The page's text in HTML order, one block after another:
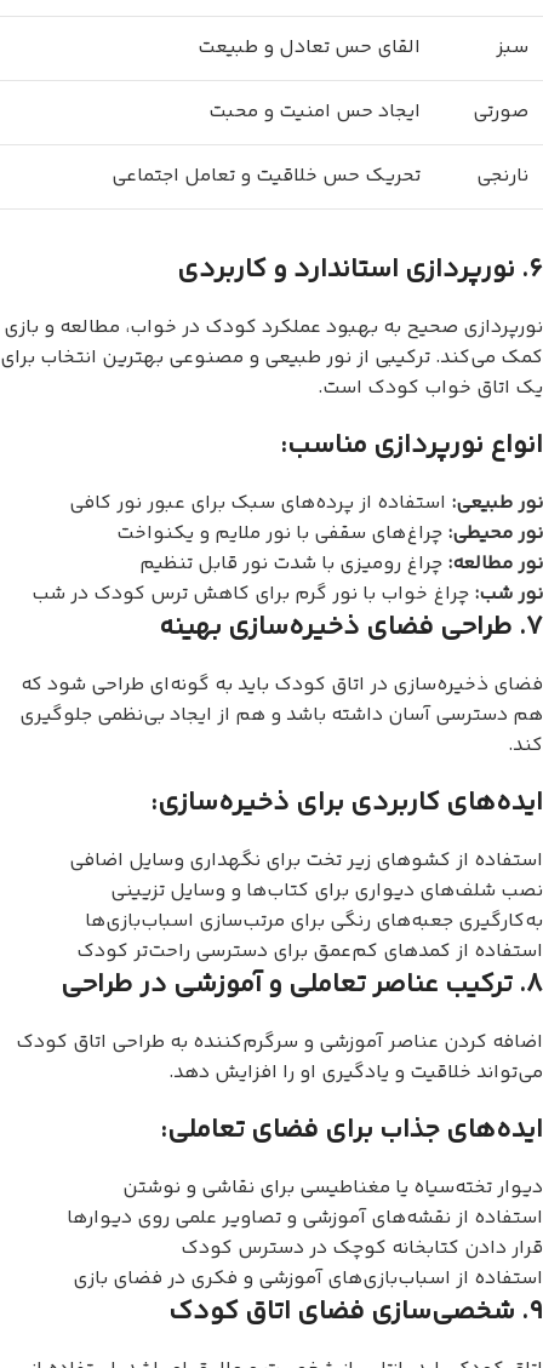
سبز القای حس تعادل و طبیعت
صورتی ایجاد حس امنیت و محبت
نارنجی تحریک حس خلاقیت و تعامل اجتماعی
۶. نورپردازی استاندارد و کاربردی
نورپردازی صحیح به بهبود عملکرد کودک در خواب، مطالعه و بازی
کمک می‌کند. ترکیبی از نور طبیعی و مصنوعی بهترین انتخاب برای
یک اتاق خواب کودک است.
انواع نورپردازی مناسب:
نور طبیعی: استفاده از پرده‌های سبک برای عبور نور کافی
نور محیطی: چراغ‌های سقفی با نور ملایم و یکنواخت
نور مطالعه: چراغ رومیزی با شدت نور قابل تنظیم
نور شب: چراغ خواب با نور گرم برای کاهش ترس کودک در شب
۷. طراحی فضای ذخیره‌سازی بهینه
فضای ذخیره‌سازی در اتاق کودک باید به گونه‌ای طراحی شود که
هم دسترسی آسان داشته باشد و هم از ایجاد بی‌نظمی جلوگیری
کند.
ایده‌های کاربردی برای ذخیره‌سازی:
استفاده از کشوهای زیر تخت برای نگهداری وسایل اضافی
نصب شلف‌های دیواری برای کتاب‌ها و وسایل تزیینی
به‌کارگیری جعبه‌های رنگی برای مرتب‌سازی اسباب‌بازی‌ها
استفاده از کمدهای کم‌عمق برای دسترسی راحت‌تر کودک
۸. ترکیب عناصر تعاملی و آموزشی در طراحی
اضافه کردن عناصر آموزشی و سرگرم‌کننده به طراحی اتاق کودک
می‌تواند خلاقیت و یادگیری او را افزایش دهد.
ایده‌های جذاب برای فضای تعاملی:
دیوار تخته‌سیاه یا مغناطیسی برای نقاشی و نوشتن
استفاده از نقشه‌های آموزشی و تصاویر علمی روی دیوارها
قرار دادن کتابخانه کوچک در دسترس کودک
استفاده از اسباب‌بازی‌های آموزشی و فکری در فضای بازی
۹. شخصی‌سازی فضای اتاق کودک